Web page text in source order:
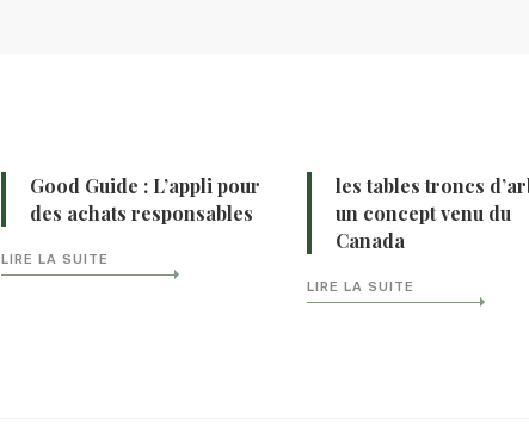
Good Guide : L’appli pour
des achats responsables
LIRE LA SUITE
les tables troncs
un concept venu du
Canada
LIRE LA SUITE